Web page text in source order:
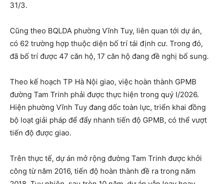
31/3.
Cũng theo BQLDA phường Vĩnh Tuy, liên quan tới dự án,
có 62 trường hợp thuộc diện bố trí tái định cư. Trong đó,
đã bố trí được 47 căn hộ, 17 căn hộ đang đề nghị bổ sung.
Theo kế hoạch TP Hà Nội giao, việc hoàn thành GPMB
đường Tam Trinh phải được thực hiện trong quý I/2026.
Hiện phường Vĩnh Tuy đang dốc toàn lực, triển khai đồng
bộ loạt giải pháp để đẩy nhanh tiến độ GPMB, có thể vượt
tiến độ được giao.
Trên thực tế, dự án mở rộng đường Tam Trinh được khởi
công từ năm 2016, tiến độ hoàn thành đề ra trong năm